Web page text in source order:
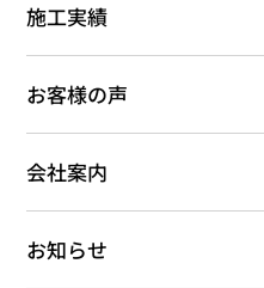
施工実績
お客様の声
会社案内
お知らせ